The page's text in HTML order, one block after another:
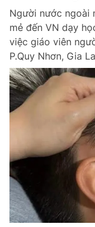
Người nước ngoài
mẻ đến VN dạy
việc giáo viên
P.Quy Nhơn, Gia